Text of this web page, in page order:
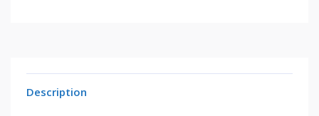
Description